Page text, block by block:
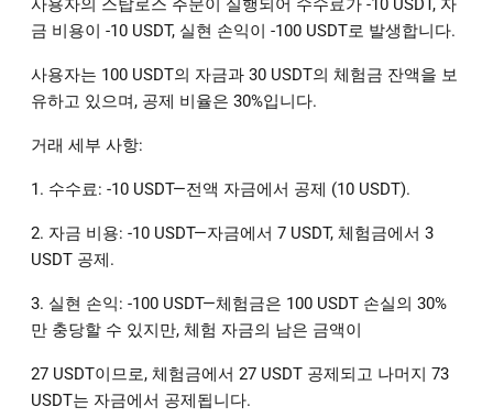
사용자의 스탑로스 주문이 실행되어 수수료가 -10 USDT, 자
금 비용이 -10 USDT, 실현 손익이 -100 USDT로 발생합니다.
사용자는 100 USDT의 자금과 30 USDT의 체험금 잔액을 보
유하고 있으며, 공제 비율은 30%입니다.
거래 세부 사항:
1. 수수료: -10 USDT—전액 자금에서 공제 (10 USDT).
2. 자금 비용: -10 USDT—자금에서 7 USDT, 체험금에서 3
USDT 공제.
3. 실현 손익: -100 USDT—체험금은 100 USDT 손실의 30%
만 충당할 수 있지만, 체험 자금의 남은 금액이
27 USDT이므로, 체험금에서 27 USDT 공제되고 나머지 73
USDT는 자금에서 공제됩니다.